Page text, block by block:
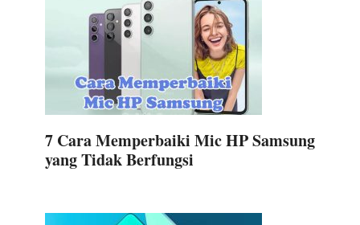
7 Cara Memperbaiki Mic HP Samsung
yang Tidak Berfungsi